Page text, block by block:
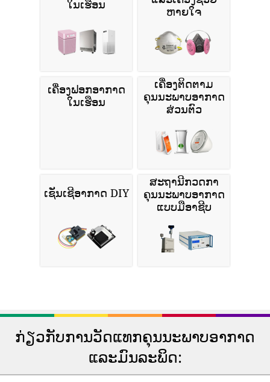
ໃນເຮືອນ
ຫາຍໃຈ
ເຄື່ອງຟອກອາກາດ
ໃນເຮືອນ
ເຄື່ອງຕິດຕາມ
ຄຸນນະພາບອາກາດ
ສ່ວນຕົວ
ເຊັນເຊີອາກາດ DIY
ສະຖານີກວດກາ
ຄຸນນະພາບອາກາດ
ແບບມືອາຊີບ
ກ່ຽວກັບການວັດແທກຄຸນນະພາບອາກາດ
ແລະມົນລະພິດ: